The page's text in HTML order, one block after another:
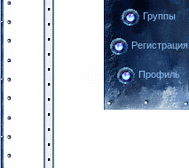
Группы
Регистрация
Профиль